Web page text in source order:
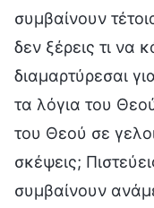
συμβαίνουν
δεν ξέρεις τι να
διαμαρτύρεσαι
τα λόγια του
του Θεού σε
σκέψεις;
συμβαίνουν